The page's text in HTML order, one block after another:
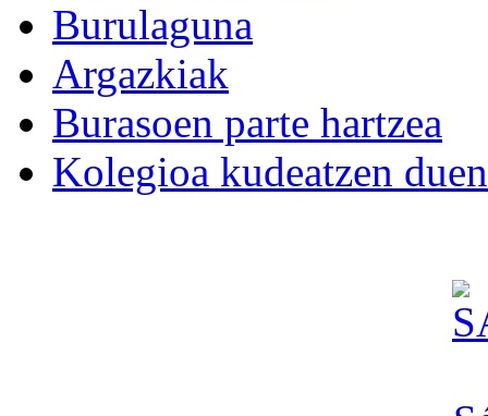
Burulaguna
Argazkiak
Burasoen parte hartzea
Kolegioa kudeatzen